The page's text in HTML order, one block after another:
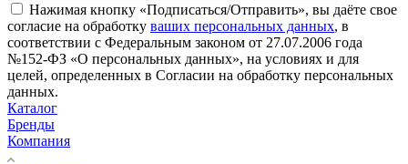
Нажимая кнопку «Подписаться/Отправить», вы даёте свое
согласие на обработку ваших персональных данных, в
соответствии с Федеральным законом от 27.07.2006 года
№152-ФЗ «О персональных данных», на условиях и для
целей, определенных в Согласии на обработку персональных
данных.
Каталог
Бренды
Компания